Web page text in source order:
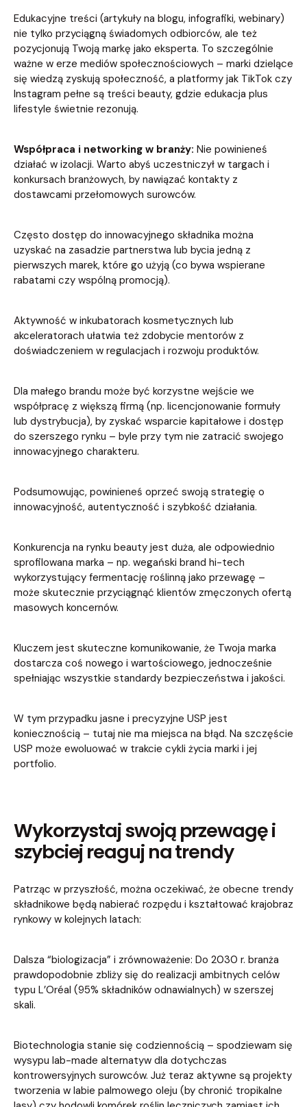
Edukacyjne treści (artykuły na blogu, infografiki, webinary)
nie tylko przyciągną świadomych odbiorców, ale też
pozycjonują Twoją markę jako eksperta. To szczególnie
ważne w erze mediów społecznościowych – marki dzielące
się wiedzą zyskują społeczność, a platformy jak TikTok czy
Instagram pełne są treści beauty, gdzie edukacja plus
lifestyle świetnie rezonują.
Współpraca i networking w branży: Nie powinieneś
działać w izolacji. Warto abyś uczestniczył w targach i
konkursach branżowych, by nawiązać kontakty z
dostawcami przełomowych surowców.
Często dostęp do innowacyjnego składnika można
uzyskać na zasadzie partnerstwa lub bycia jedną z
pierwszych marek, które go użyją (co bywa wspierane
rabatami czy wspólną promocją).
Aktywność w inkubatorach kosmetycznych lub
akceleratorach ułatwia też zdobycie mentorów z
doświadczeniem w regulacjach i rozwoju produktów.
Dla małego brandu może być korzystne wejście we
współpracę z większą firmą (np. licencjonowanie formuły
lub dystrybucja), by zyskać wsparcie kapitałowe i dostęp
do szerszego rynku – byle przy tym nie zatracić swojego
innowacyjnego charakteru.
Podsumowując, powinieneś oprzeć swoją strategię o
innowacyjność, autentyczność i szybkość działania.
Konkurencja na rynku beauty jest duża, ale odpowiednio
sprofilowana marka – np. wegański brand hi-tech
wykorzystujący fermentację roślinną jako przewagę –
może skutecznie przyciągnąć klientów zmęczonych ofertą
masowych koncernów.
Kluczem jest skuteczne komunikowanie, że Twoja marka
dostarcza coś nowego i wartościowego, jednocześnie
spełniając wszystkie standardy bezpieczeństwa i jakości.
W tym przypadku jasne i precyzyjne USP jest
koniecznością – tutaj nie ma miejsca na błąd. Na szczęście
USP może ewoluować w trakcie cykli życia marki i jej
portfolio.
Wykorzystaj swoją przewagę i
szybciej reaguj na trendy
Patrząc w przyszłość, można oczekiwać, że obecne trendy
składnikowe będą nabierać rozpędu i kształtować krajobraz
rynkowy w kolejnych latach:
Dalsza “biologizacja” i zrównoważenie: Do 2030 r. branża
prawdopodobnie zbliży się do realizacji ambitnych celów
typu L’Oréal (95% składników odnawialnych) w szerszej
skali.
Biotechnologia stanie się codziennością – spodziewam się
wysypu lab-made alternatyw dla dotychczas
kontrowersyjnych surowców. Już teraz aktywne są projekty
tworzenia w labie palmowego oleju (by chronić tropikalne